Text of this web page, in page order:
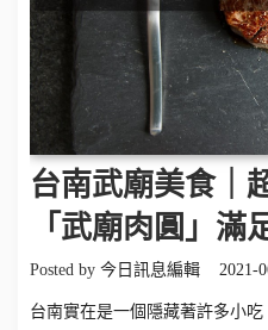
台南武廟美食｜
「武廟肉圓」滿
Posted by 今日訊息編輯 2021-
台南實在是一個隱藏著許多小